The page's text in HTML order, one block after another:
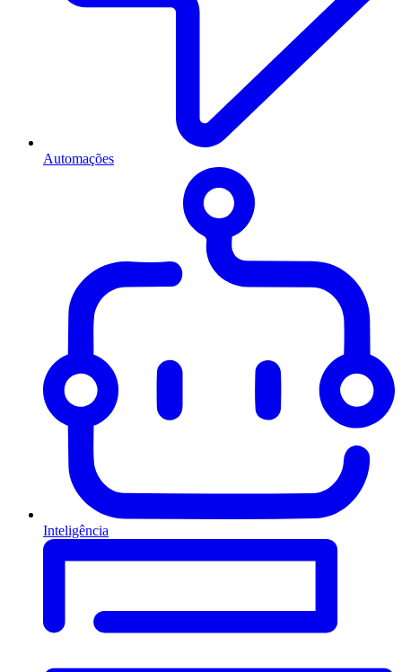
Automações
Inteligência